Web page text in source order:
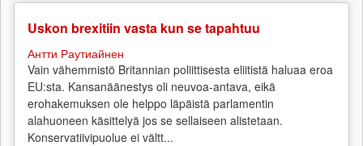
Uskon brexitiin vasta kun se tapahtuu
Антти Раутиайнен
Vain vähemmistö Britannian poliittisesta eliitistä haluaa eroa
EU:sta. Kansanäänestys oli neuvoa-antava, eikä
erohakemuksen ole helppo läpäistä parlamentin
alahuoneen käsittelyä jos se sellaiseen alistetaan.
Konservatiivipuolue ei vältt...